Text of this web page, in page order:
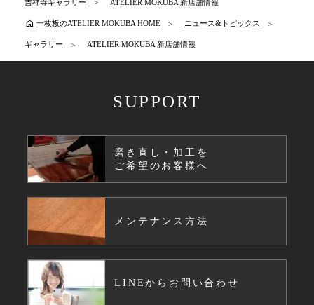
吉祥寺ギャラリー ATELIER MOKUBA 新店舗情報
home 一枚板のATELIER MOKUBA HOME ニュース&トピックス
ギャラリー ATELIER MOKUBA 新店舗情報
SUPPORT
磨き直し・加工を
ご希望のお客様へ
メンテナンス方法
LINEからお問い合わせ